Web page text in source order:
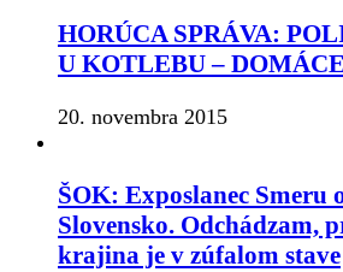
HORÚCA SPRÁVA:
U KOTLEBU –
20. novembra 2015
ŠOK: Exposlanec Smeru
Slovensko. Odchádzam,
krajina je v zúfalom stave